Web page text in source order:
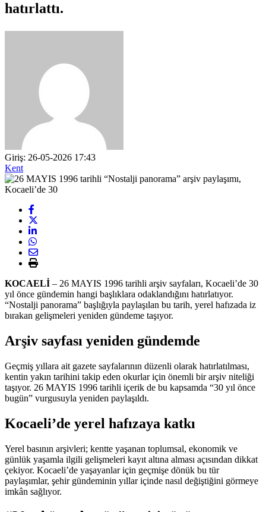
hatırlattı.
Giriş: 26-05-2026 17:43
Kent
KOCAELİ – 26 MAYIS 1996 tarihli arşiv sayfaları, Kocaeli’de 30
yıl önce gündemin hangi başlıklara odaklandığını hatırlatıyor.
“Nostalji panorama” başlığıyla paylaşılan bu tarih, yerel hafızada iz
bırakan gelişmeleri yeniden gündeme taşıyor.
Arşiv sayfası yeniden gündemde
Geçmiş yıllara ait gazete sayfalarının düzenli olarak hatırlatılması,
kentin yakın tarihini takip eden okurlar için önemli bir arşiv niteliği
taşıyor. 26 MAYIS 1996 tarihli içerik de bu kapsamda “30 yıl önce
bugün” vurgusuyla yeniden paylaşıldı.
Kocaeli’de yerel hafızaya katkı
Yerel basının arşivleri; kentte yaşanan toplumsal, ekonomik ve
günlük yaşamla ilgili gelişmeleri kayıt altına alması açısından dikkat
çekiyor. Kocaeli’de yaşayanlar için geçmişe dönük bu tür
paylaşımlar, şehir gündeminin yıllar içinde nasıl değiştiğini görmeye
imkân sağlıyor.